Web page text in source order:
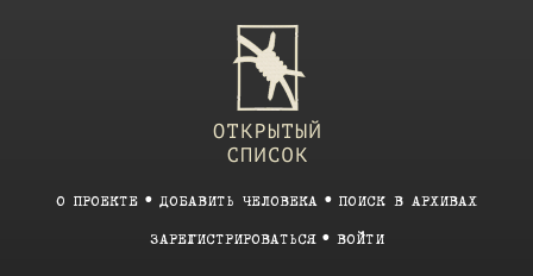
О ПРОЕКТЕ ДОБАВИТЬ ЧЕЛОВЕКА ПОИСК В АРХИВАХ
ЗАРЕГИСТРИРОВАТЬСЯ ВОЙТИ